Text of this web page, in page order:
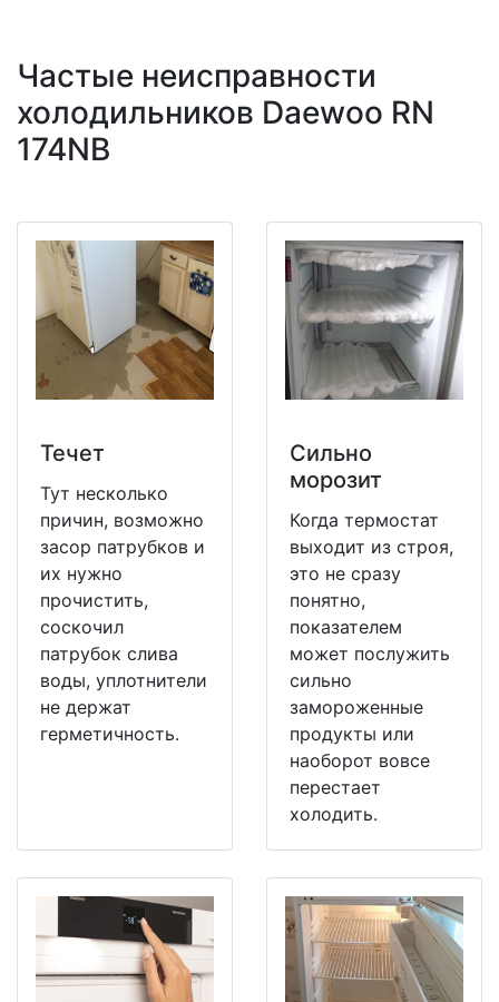
Частые неисправности
холодильников Daewoo RN
174NB
Течет
Тут несколько
причин, возможно
засор патрубков и
их нужно
прочистить,
соскочил
патрубок слива
воды, уплотнители
не держат
герметичность.
Сильно
морозит
Когда термостат
выходит из строя,
это не сразу
понятно,
показателем
может послужить
сильно
замороженные
продукты или
наоборот вовсе
перестает
холодить.